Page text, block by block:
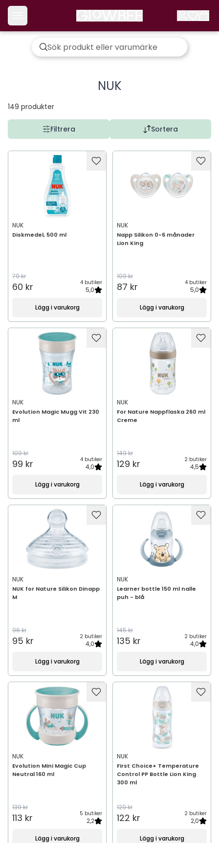
NUK
149 produkter
Filtrera Sortera
NUK
Diskmedel, 500 ml
79 kr
60 kr 4 butiker
5,0
Lägg i varukorg
NUK
Napp Silikon 0-6 månader
Lion King
109 kr
87 kr 4 butiker
5,0
Lägg i varukorg
NUK
Evolution Magic Mugg Vit 230
ml
109 kr
99 kr 4 butiker
4,0
Lägg i varukorg
NUK
For Nature Nappflaska 260 ml
Creme
149 kr
129 kr 2 butiker
4,5
Lägg i varukorg
NUK
NUK for Nature Silikon Dinapp
M
96 kr
95 kr 2 butiker
4,0
Lägg i varukorg
NUK
Learner bottle 150 ml nalle
puh - blå
145 kr
135 kr 2 butiker
4,0
Lägg i varukorg
NUK
Evolution Mini Magic Cup
Neutral 160 ml
139 kr
113 kr 5 butiker
2,2
Lägg i varukorg
NUK
First Choice+ Temperature
Control PP Bottle Lion King
300 ml
129 kr
122 kr 2 butiker
2,0
Lägg i varukorg